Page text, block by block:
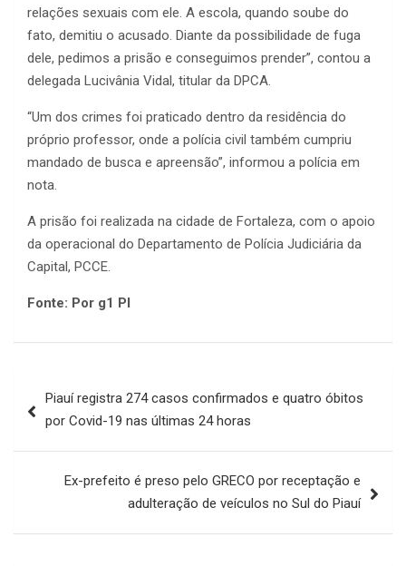
relações sexuais com ele. A escola, quando soube do
fato, demitiu o acusado. Diante da possibilidade de fuga
dele, pedimos a prisão e conseguimos prender”, contou a
delegada Lucivânia Vidal, titular da DPCA.
“Um dos crimes foi praticado dentro da residência do
próprio professor, onde a polícia civil também cumpriu
mandado de busca e apreensão”, informou a polícia em
nota.
A prisão foi realizada na cidade de Fortaleza, com o apoio
da operacional do Departamento de Polícia Judiciária da
Capital, PCCE.
Fonte: Por g1 PI
de
Piauí registra 274 casos confirmados e quatro óbitos
por Covid-19 nas últimas 24 horas
Ex-prefeito é preso pelo GRECO por receptação e
adulteração de veículos no Sul do Piauí